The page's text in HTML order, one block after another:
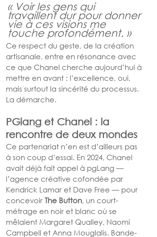
« Voir les gens qui
travaillent dur pour donner
vie à ces visions me
touche profondément. »
Ce respect du geste, de la création
artisanale, entre en résonance avec
ce que Chanel cherche aujourd’hui à
mettre en avant : l’excellence, oui,
mais surtout la sincérité du processus.
La démarche.
PGlang et Chanel : la
rencontre de deux mondes
Ce partenariat n’en est d’ailleurs pas
à son coup d’essai. En 2024, Chanel
avait déjà fait appel à pgLang —
l’agence créative cofondée par
Kendrick Lamar et Dave Free — pour
concevoir The Button, un court-
métrage en noir et blanc où se
mêlaient Margaret Qualley, Naomi
Campbell et Anna Mouglalis. Bande-